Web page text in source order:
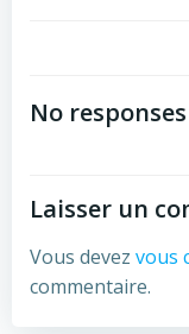
No
Laisser un
Vous devez vous
commentaire.